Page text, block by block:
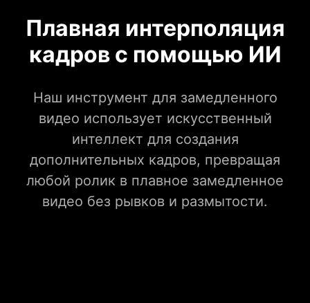
Плавная интерполяция
кадров с помощью ИИ
Наш инструмент для замедленного
видео использует искусственный
интеллект для создания
дополнительных кадров, превращая
любой ролик в плавное замедленное
видео без рывков и размытости.